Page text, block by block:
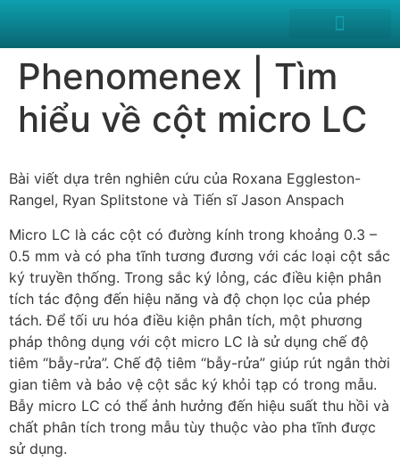
Phenomenex | Tìm
hiểu về cột micro LC
Bài viết dựa trên nghiên cứu của Roxana Eggleston-
Rangel, Ryan Splitstone và Tiến sĩ Jason Anspach
Micro LC là các cột có đường kính trong khoảng 0.3 –
0.5 mm và có pha tĩnh tương đương với các loại cột sắc
ký truyền thống. Trong sắc ký lỏng, các điều kiện phân
tích tác động đến hiệu năng và độ chọn lọc của phép
tách. Để tối ưu hóa điều kiện phân tích, một phương
pháp thông dụng với cột micro LC là sử dụng chế độ
tiêm “bẫy-rửa”. Chế độ tiêm “bẫy-rửa” giúp rút ngắn thời
gian tiêm và bảo vệ cột sắc ký khỏi tạp có trong mẫu.
Bẫy micro LC có thể ảnh hưởng đến hiệu suất thu hồi và
chất phân tích trong mẫu tùy thuộc vào pha tĩnh được
sử dụng.